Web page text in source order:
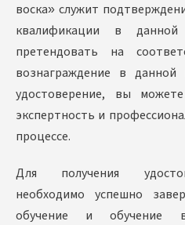
воска» служит
квалификации в
претендовать на
вознаграждение в
удостоверение, вы
экспертность и
процессе.
Для получения
необходимо успешно
обучение и обучение